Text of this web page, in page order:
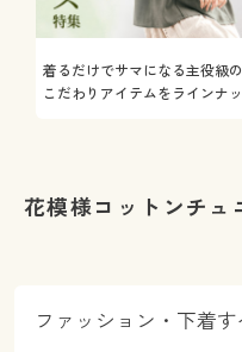
着るだけでサマになる主役級の
こだわりアイテムをラインナッ
花模様コットンチュ
ファッション・下着す